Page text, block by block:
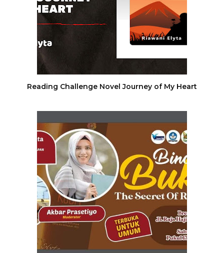
Reading Challenge Novel Journey of My Heart